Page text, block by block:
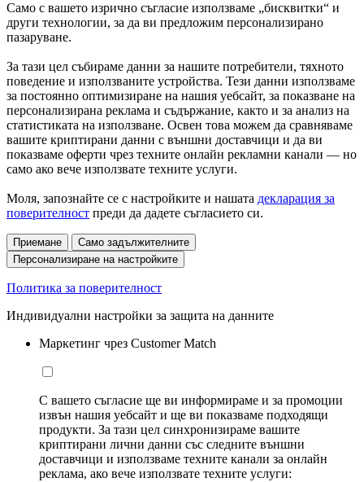
Само с вашето изрично съгласие използваме „бисквитки“ и
други технологии, за да ви предложим персонализирано
пазаруване.
За тази цел събираме данни за нашите потребители, тяхното
поведение и използваните устройства. Тези данни използваме
за постоянно оптимизиране на нашия уебсайт, за показване на
персонализирана реклама и съдържание, както и за анализ на
статистиката на използване. Освен това можем да сравняваме
вашите криптирани данни с външни доставчици и да ви
показваме оферти чрез техните онлайн рекламни канали — но
само ако вече използвате техните услуги.
Моля, запознайте се с настройките и нашата декларация за
поверителност преди да дадете съгласието си.
Приемане
Само задължителните
Персонализиране на настройките
Политика за поверителност
Индивидуални настройки за защита на данните
Маркетинг чрез Customer Match
С вашето съгласие ще ви информираме и за промоции
извън нашия уебсайт и ще ви показваме подходящи
продукти. За тази цел синхронизираме вашите
криптирани лични данни със следните външни
доставчици и използваме техните канали за онлайн
реклама, ако вече използвате техните услуги: